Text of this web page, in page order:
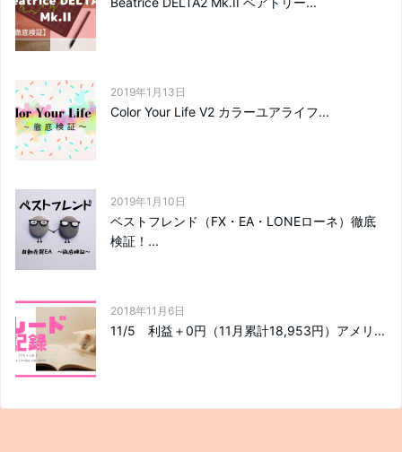
2019年1月13日
Color Your Life V2 カラーユアライフ...
2019年1月10日
ベストフレンド（FX・EA・LONEローネ）徹底
検証！...
2018年11月6日
11/5 利益＋0円（11月累計18,953円）アメリ...